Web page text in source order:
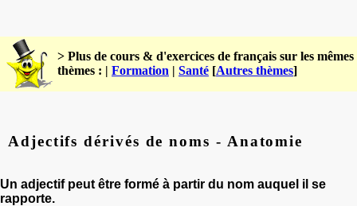
> Plus de cours & d'exercices de français sur les mêmes
thèmes : | Formation | Santé [Autres thèmes]
Adjectifs dérivés de noms - Anatomie
Un adjectif peut être formé à partir du nom auquel il se
rapporte.